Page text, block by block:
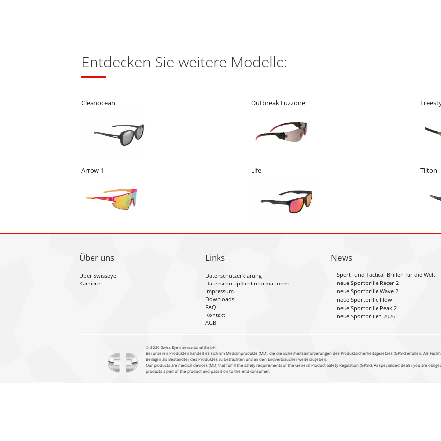
Entdecken Sie weitere Modelle:
Cleanocean Outbreak Luzzone
Arrow 1 Life Tilton
Über uns
Über Swisseye
Karriere
Links
Datenschutzerklärung
Datenschutzpflichtinformationen
Impressum
Downloads
FAQ
Kontakt
AGB
News
Sport- und Tactical-Brillen für die Welt
neue Sportbrille Racer 2
neue Sportbrille Wave 2
neue Sportbrille Flow
neue Sportbrille Peak 2
neue Sportbrillen 2026
©️ 2026 Swiss Eye International GmbH
Bei unseren Produkten handelt es sich um Medizinprodukte (MD), die die Sicherheitsanforderungen des Produktsicherheitsgesetzes (GPSR) erfüllen. Als
Beilagen als Bestandteil des Produktes zu betrachten und an den Endverbraucher weiterzugeben.
Our products are medical devices (MD) that fulfill the safety requirements of the General Product Safety Regulation (GPSR). As specialized dealer you are
products a part of the product and pass it on to the end consumer.